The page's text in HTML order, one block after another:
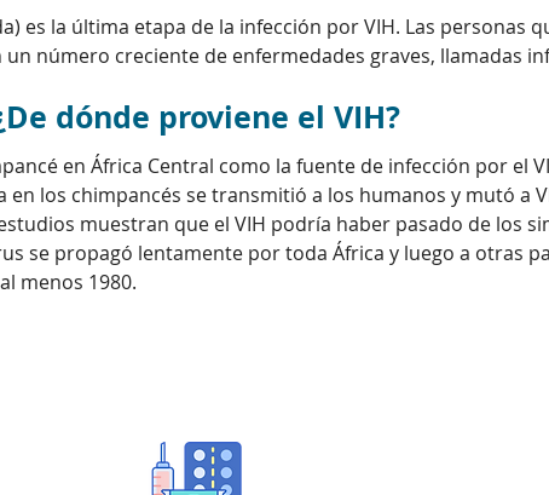
es la última etapa de la infección por VIH. Las personas
número creciente de enfermedades graves, llamadas
dónde proviene el VIH?
en África Central como la fuente de infección por el
los chimpancés se transmitió a los humanos y mutó a
muestran que el VIH podría haber pasado de los
se propagó lentamente por toda África y luego a otras
menos 1980.